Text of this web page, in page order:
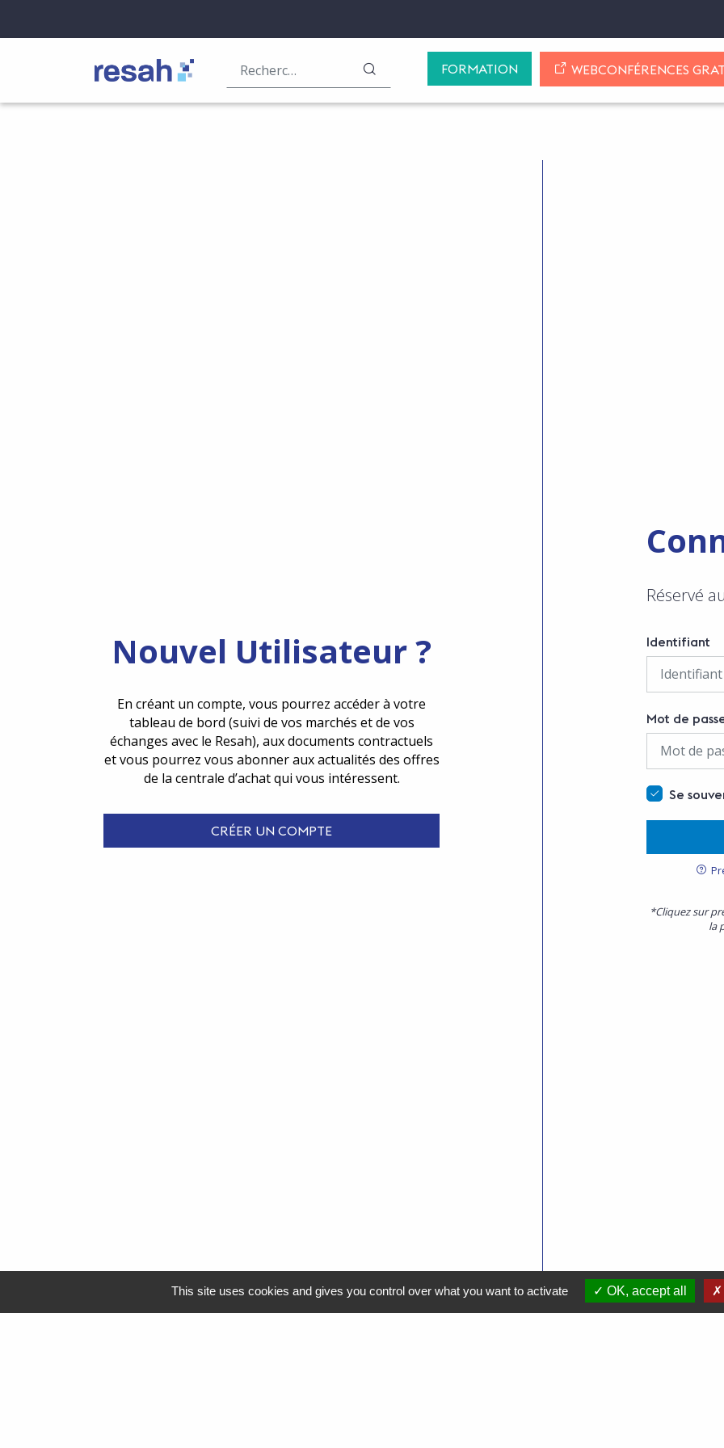
Logo Resah LANCER LA RECHERCHE
FORMATION WEBCONFÉRENCES
Nouvel Utilisateur ?
En créant un compte, vous pourrez accéder à votre
tableau de bord (suivi de vos marchés et de vos
échanges avec le Resah), aux documents contractuels
et vous pourrez vous abonner aux actualités des offres
de la centrale d’achat qui vous intéressent.
CRÉER UN COMPTE
Réservé
Identifiant
Mot de
Se
*Cliquez sur
la
This site uses cookies and gives you control over what you want to activate OK, accept all